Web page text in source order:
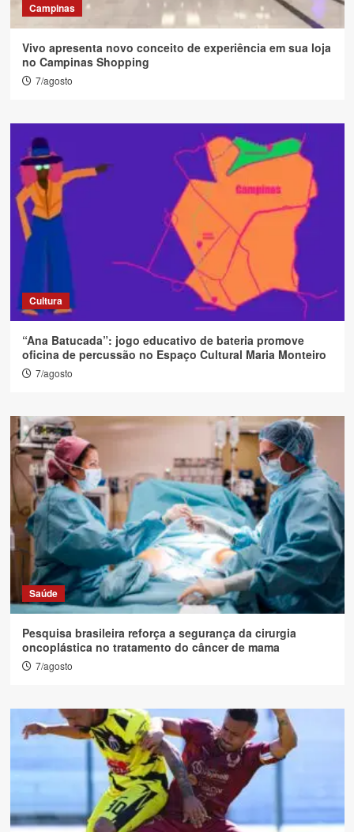
Campinas
Vivo apresenta novo conceito de experiência em sua loja
no Campinas Shopping
7/agosto
Cultura
“Ana Batucada”: jogo educativo de bateria promove
oficina de percussão no Espaço Cultural Maria Monteiro
7/agosto
Saúde
Pesquisa brasileira reforça a segurança da cirurgia
oncoplástica no tratamento do câncer de mama
7/agosto